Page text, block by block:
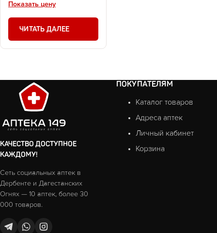
Показать цену
ЧИТАТЬ ДАЛЕЕ
КАЧЕСТВО ДОСТУПНОЕ
КАЖДОМУ!
Сеть социальных аптек в
Дербенте и Дагестанских
Огнях — 10 аптек, более 30
000 товаров.
ПОКУПАТЕЛЯМ
Каталог товаров
Адреса аптек
Личный кабинет
Корзина